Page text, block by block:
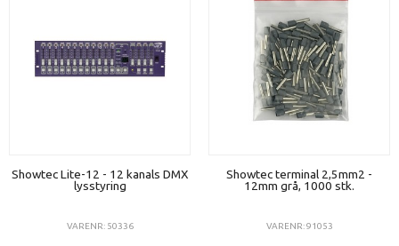
Showtec Lite-12 - 12 kanals DMX
lysstyring
VARENR: 50336
Showtec terminal 2,5mm2 -
12mm grå, 1000 stk.
VARENR: 91053